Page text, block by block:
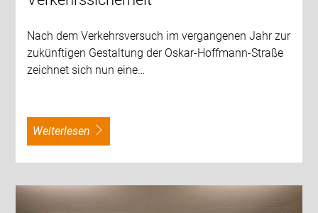
Nach dem Verkehrsversuch im vergangenen Jahr zur
zukünftigen Gestaltung der Oskar-Hoffmann-Straße
zeichnet sich nun eine…
weiterlesen